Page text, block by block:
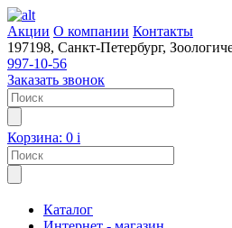
Акции О компании Контакты
197198, Санкт-Петербург,
997-10-56
Заказать звонок
Корзина: 0 i
Каталог